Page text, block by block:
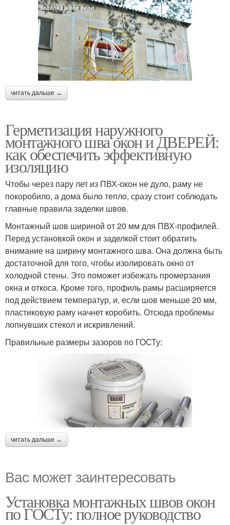
читать дальше →
Герметизация наружного
монтажного шва окон и ДВЕРЕЙ:
как обеспечить эффективную
изоляцию
Чтобы через пару лет из ПВХ-окон не дуло, раму не
покоробило, а дома было тепло, сразу стоит соблюдать
главные правила заделки швов.
Монтажный шов шириной от 20 мм для ПВХ-профилей.
Перед установкой окон и заделкой стоит обратить
внимание на ширину монтажного шва. Она должна быть
достаточной для того, чтобы изолировать окно от
холодной стены. Это поможет избежать промерзания
окна и откоса. Кроме того, профиль рамы расширяется
под действием температур, и, если шов меньше 20 мм,
пластиковую раму начнет коробить. Отсюда проблемы
лопнувших стекол и искривлений.
Правильные размеры зазоров по ГОСТу:
читать дальше →
Вас может заинтересовать
Установка монтажных швов окон
по ГОСТу: полное руководство